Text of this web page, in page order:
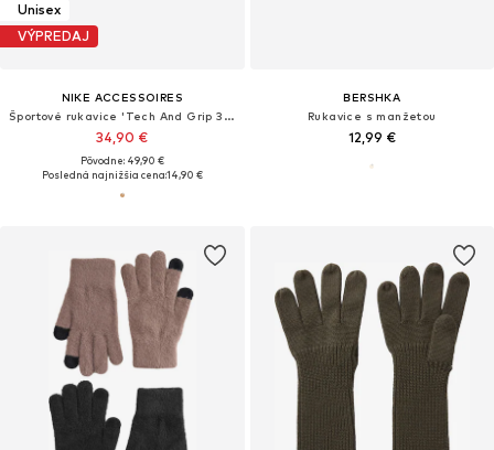
Unisex
VÝPREDAJ
NIKE ACCESSOIRES
Športové rukavice 'Tech And Grip 3.0'
34,90 €
Pôvodne: 49,90 €
Posledná najnižšia cena:14,90 €
BERSHKA
Rukavice s manžetou
12,99 €